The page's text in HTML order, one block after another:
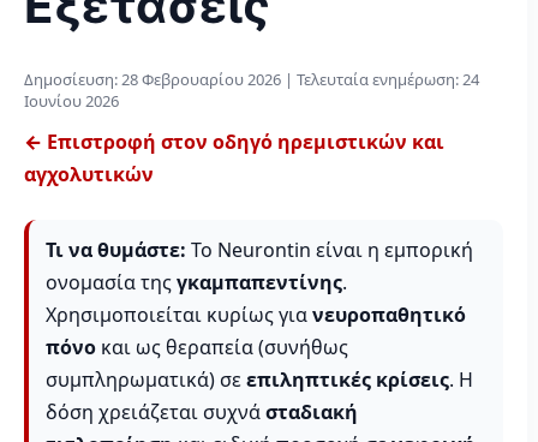
Δημοσίευση:28 Φεβρουαρίου 2026 | Τελευταία ενημέρωση:24
Ιουνίου 2026
← Επιστροφή στον οδηγό ηρεμιστικών και
αγχολυτικών
Τι να θυμάστε: Το Neurontin είναι η εμπορική
ονομασία τηςγκαμπαπεντίνης.
Χρησιμοποιείται κυρίως γιανευροπαθητικό
πόνο και ως θεραπεία (συνήθως
συμπληρωματικά) σεεπιληπτικές κρίσεις. Η
δόση χρειάζεται συχνάσταδιακή